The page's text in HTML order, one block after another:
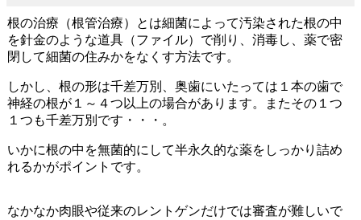
根の治療（根管治療）とは細菌によって汚染された根の中
を針金のような道具（ファイル）で削り、消毒し、薬で密
閉して細菌の住みかをなくす方法です。
しかし、根の形は千差万別、奥歯にいたっては１本の歯で
神経の根が１～４つ以上の場合があります。またその１つ
１つも千差万別です・・・ 。
いかに根の中を無菌的にして半永久的な薬をしっかり詰め
れるかがポイントです。
なかなか肉眼や従来のレントゲンだけでは審査が難しいで